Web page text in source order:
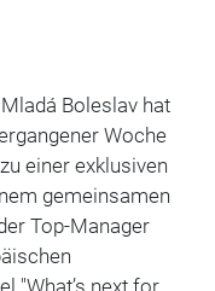
Boleslav hat
Woche
einer exklusiven
gemeinsamen
Top-Manager
"What’s next for